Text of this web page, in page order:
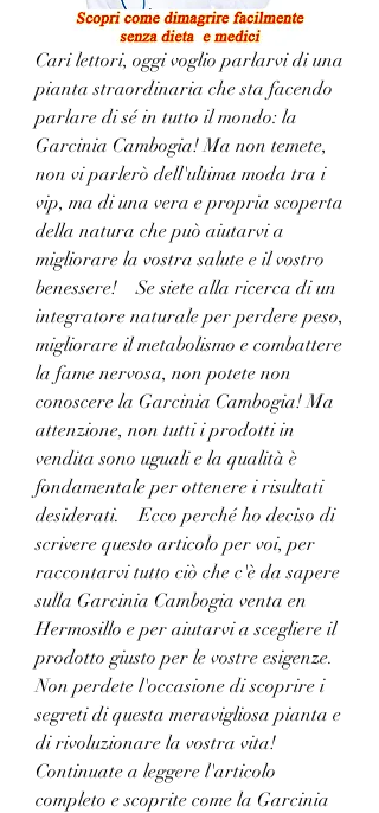
Cari lettori, oggi voglio parlarvi di una
pianta straordinaria che sta facendo
parlare di sé in tutto il mondo: la
Garcinia Cambogia! Ma non temete,
non vi parlerò dell'ultima moda tra i
vip, ma di una vera e propria scoperta
della natura che può aiutarvi a
migliorare la vostra salute e il vostro
benessere!    Se siete alla ricerca di un
integratore naturale per perdere peso,
migliorare il metabolismo e combattere
la fame nervosa, non potete non
conoscere la Garcinia Cambogia! Ma
attenzione, non tutti i prodotti in
vendita sono uguali e la qualità è
fondamentale per ottenere i risultati
desiderati.    Ecco perché ho deciso di
scrivere questo articolo per voi, per
raccontarvi tutto ciò che c'è da sapere
sulla Garcinia Cambogia venta en
Hermosillo e per aiutarvi a scegliere il
prodotto giusto per le vostre esigenze.
Non perdete l'occasione di scoprire i
segreti di questa meravigliosa pianta e
di rivoluzionare la vostra vita!
Continuate a leggere l'articolo
completo e scoprite come la Garcinia